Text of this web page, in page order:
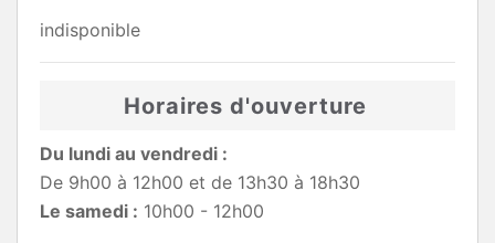
indisponible
Horaires d'ouverture
Du lundi au vendredi :
De 9h00 à 12h00 et de 13h30 à 18h30
Le samedi : 10h00 - 12h00